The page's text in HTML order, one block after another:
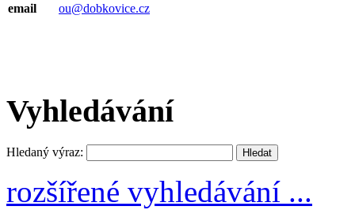
email ou@dobkovice.cz
Vyhledávání
Hledaný výraz:
rozšířené vyhledávání ...